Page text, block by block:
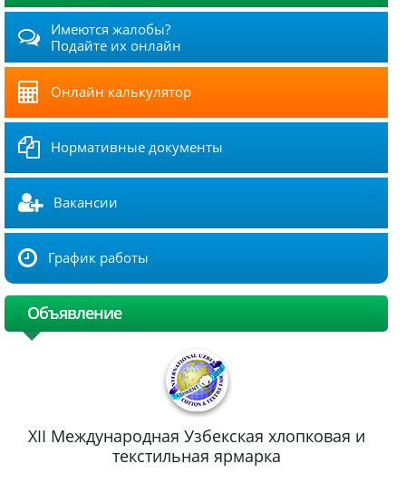
Имеются жалобы?
Подайте их онлайн
Онлайн калькулятор
Нормативные документы
Вакансии
График работы
Объявление
XII Международная Узбекская хлопковая и
текстильная ярмарка